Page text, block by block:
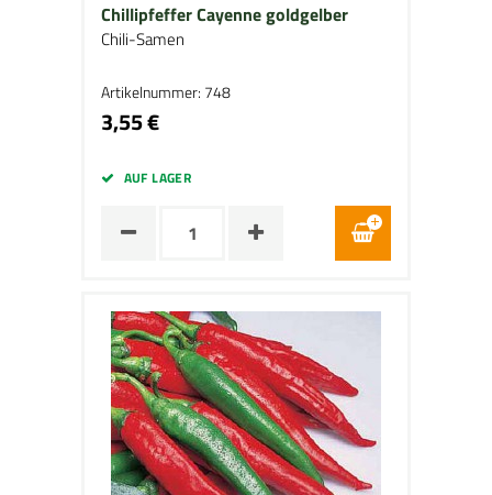
Chillipfeffer Cayenne goldgelber
Chili-Samen
Artikelnummer: 748
3,55 €
AUF LAGER